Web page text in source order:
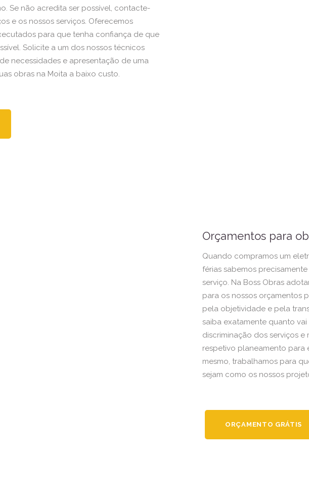
Se não acredita ser possível, contacte-
e os nossos serviços. Oferecemos
para que tenha confiança de que
Solicite a um dos nossos técnicos
necessidades e apresentação de uma
obras na Moita a baixo custo.
Orçamentos para
Quando compramos um
férias sabemos
serviço. Na Boss Obras
para os nossos orçamentos
pela objetividade e pela
saiba exatamente quanto
discriminação dos serviços
respetivo planeamento para
mesmo, trabalhamos para
sejam como os nossos
ORÇAMENTO GRÁTIS